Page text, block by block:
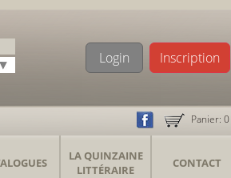
Login Inscription
Panier: 0
LA QUINZAINE
LITTÉRAIRE
CONTACT